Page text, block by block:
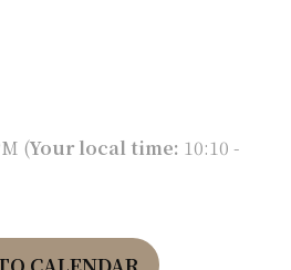
(Your local time: 10:10 -